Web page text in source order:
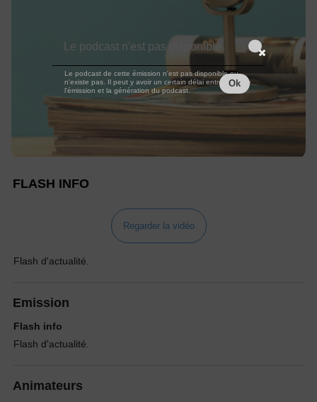
FLASH INFO
Regarder la vidéo
Flash d'actualité.
Emission
Flash info
Flash d'actualité.
Animateurs
Le podcast n'est pas disponible
Le podcast de cette émission n'est pas disponible ou
n'existe pas. Il peut y avoir un certain délai entre la fin de
l'émission et la génération du podcast.
Ok